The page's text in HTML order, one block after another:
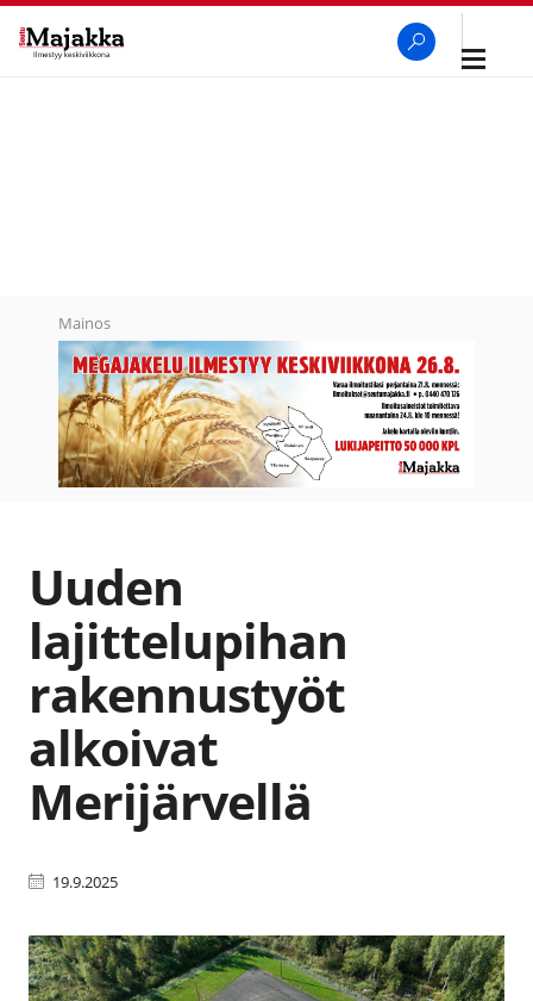
Avaa
Mainos
Uuden
lajittelupihan
rakennustyöt
alkoivat
Merijärvellä
19.9.2025